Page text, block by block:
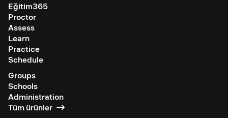
Eğitim365
Proctor
Assess
Learn
Practice
Schedule
Groups
Schools
Administration
Tüm ürünler